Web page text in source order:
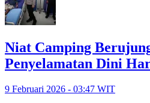
Niat Camping
Penyelamatan Dini
9 Februari 2026 - 03:47 WIT